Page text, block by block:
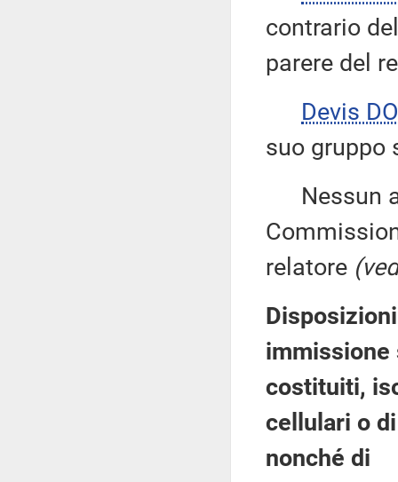
contrario
parere del
Devis
suo gruppo
Nessun
relatore
immissione
costituiti,
cellulari o
nonché di